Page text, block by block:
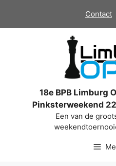
de
Contact
18e BPB Limburg
Pinksterweekend
Een van de